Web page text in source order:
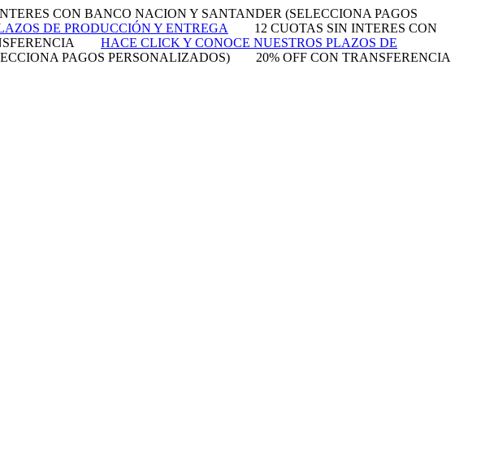
CON BANCO NACION Y SANTANDER (SELECCIONA PAGOS
DE PRODUCCIÓN Y ENTREGA
12 CUOTAS SIN INTERES CON
HACE CLICK Y CONOCE NUESTROS PLAZOS DE
PAGOS PERSONALIZADOS) 20% OFF CON TRANSFERENCIA